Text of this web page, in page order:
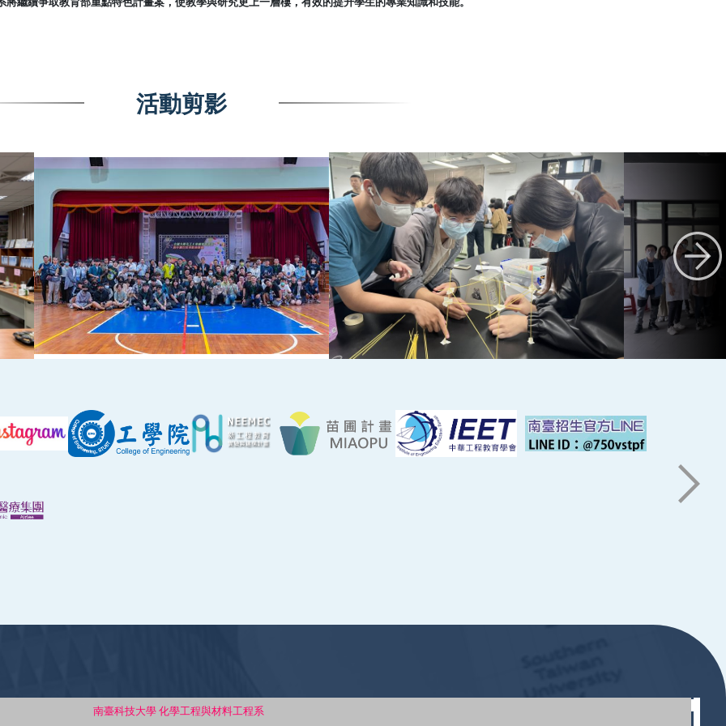
活動剪影
南臺科技大學 化學工程與材料工程系